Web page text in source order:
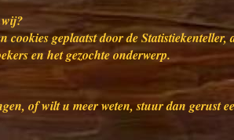
cookies geplaatst door de
en het gezochte onderwerp.
of wilt u meer weten, stuur dan gerust